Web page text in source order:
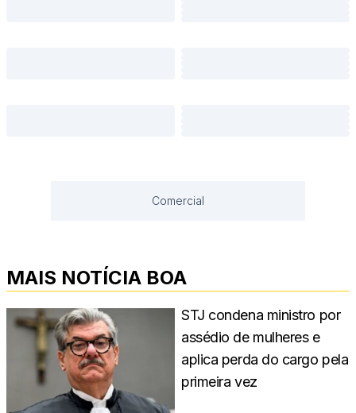
Comercial
MAIS NOTÍCIA BOA
STJ condena ministro por
assédio de mulheres e
aplica perda do cargo pela
primeira vez